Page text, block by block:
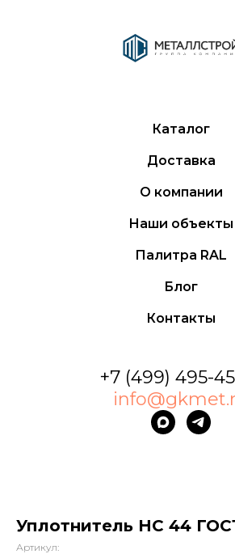
Каталог
Доставка
О компании
Наши объекты
Палитра RAL
Блог
Контакты
+7 (499) 495-
Уплотнитель НС 44
Артикул: